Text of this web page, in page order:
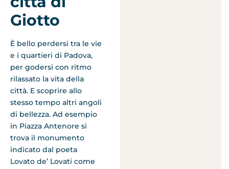
Giotto
È bello perdersi tra le vie
e i quartieri di Padova,
per godersi con ritmo
rilassato la vita della
città. E scoprire allo
stesso tempo altri angoli
di bellezza. Ad esempio
in Piazza Antenore si
trova il monumento
indicato dal poeta
Lovato de’ Lovati come